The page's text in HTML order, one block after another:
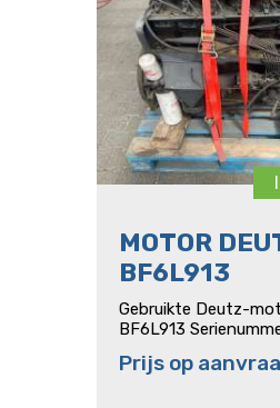
MOTOR
BF6L913
Gebruikte Deutz-motor
BF6L913 Serienummer: 8438384
Prijs op